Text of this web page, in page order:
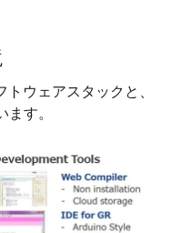
ウェアスタックと、
す。